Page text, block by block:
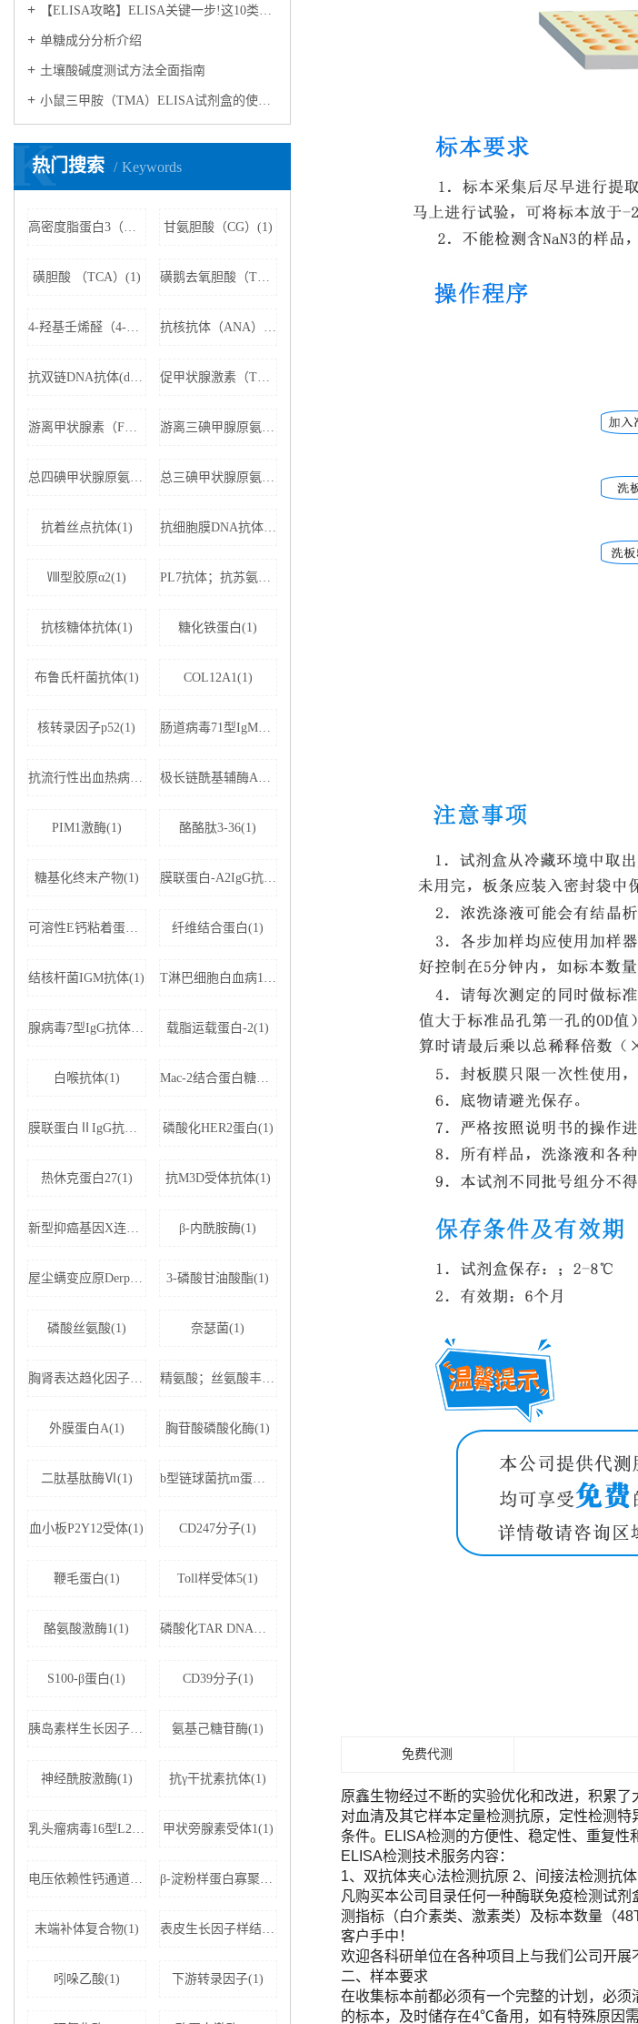
【ELISA攻略】ELISA关键一步!这10类样品要如何处理?
​单糖成分分析介绍
​土壤酸碱度测试方法全面指南
小鼠三甲胺（TMA）ELISA试剂盒的使用方法
热门搜索 Keywords
K
高密度脂蛋白3（HDL3）(1) 甘氨胆酸（CG）(1)
磺胆酸 （TCA）(1) 磺鹅去氧胆酸（TCDCA）(1)
4-羟基壬烯醛（4-HNE）(1) 抗核抗体（ANA）(1)
抗双链DNA抗体(dsDNA)(1) 促甲状腺激素（TSH）(1)
游离甲状腺素（FT4）(1) 游离三碘甲腺原氨酸（FT3）(1)
总四碘甲状腺原氨酸（TT4）(1) 总三碘甲状腺原氨酸（TT3)(1)
抗着丝点抗体(1) 抗细胞膜DNA抗体(1)
Ⅷ型胶原α2(1) PL7抗体；抗苏氨酰tRNA合成酶(1)
抗核糖体抗体(1) 糖化铁蛋白(1)
布鲁氏杆菌抗体(1) COL12A1(1)
核转录因子p52(1) 肠道病毒71型IgM抗体(1)
抗流行性出血热病毒IgM抗体(1) 极长链酰基辅酶A脱氢酶(1)
PIM1激酶(1) 酪酪肽3-36(1)
糖基化终末产物(1) 膜联蛋白-A2IgG抗体(1)
可溶性E钙粘着蛋白;可溶性上皮性钙黏附蛋白(1) 纤维结合蛋白(1)
结核杆菌IGM抗体(1) T淋巴细胞白血病1+2型病毒(1)
腺病毒7型IgG抗体(1) 载脂运载蛋白-2(1)
白喉抗体(1) Mac-2结合蛋白糖基化异构体(1)
膜联蛋白ⅡIgG抗体(1) 磷酸化HER2蛋白(1)
热休克蛋白27(1) 抗M3D受体抗体(1)
新型抑癌基因X连锁凋亡抑制蛋白相关因子-1(1) β-内酰胺酶(1)
屋尘螨变应原Derp1 IgE抗体(1) 3-磷酸甘油酸酯(1)
磷酸丝氨酸(1) 奈瑟菌(1)
胸肾表达趋化因子(1) 精氨酸；丝氨酸丰富剪接因子1(1)
外膜蛋白A(1) 胸苷酸磷酸化酶(1)
二肽基肽酶Ⅵ(1) b型链球菌抗m蛋白抗体(1)
血小板P2Y12受体(1) CD247分子(1)
鞭毛蛋白(1) Toll样受体5(1)
酪氨酸激酶1(1) 磷酸化TAR DNA结合蛋白43(1)
S100-β蛋白(1) CD39分子(1)
胰岛素样生长因子结合蛋白5(1) 氨基己糖苷酶(1)
神经酰胺激酶(1) 抗γ干扰素抗体(1)
乳头瘤病毒16型L2蛋白(1) 甲状旁腺素受体1(1)
电压依赖性钙通道亚基α-2D1(1) β-淀粉样蛋白寡聚体(1)
末端补体复合物(1) 表皮生长因子样结构域蛋白7(1)
吲哚乙酸(1) 下游转录因子(1)
免费代测
原鑫生物经过不断的实验优化和改进，积累
对血清及其它样本定量检测抗原，定性检测
条件。ELISA检测的方便性、稳定性、重复性
ELISA检测技术服务内容：
1、双抗体夹心法检测抗原 2、间接法检测抗
凡购买本公司目录任何一种酶联免疫检测试
测指标（白介素类、激素类）及标本数量（
客户手中！
欢迎各科研单位在各种项目上与我们公司开
二、样本要求
在收集标本前都必须有一个完整的计划，必
的标本，及时储存在4℃备用，如有特殊原因